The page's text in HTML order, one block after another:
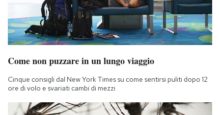
Come non puzzare in un lungo viaggio
Cinque consigli dal New York Times su come sentirsi puliti dopo 12
ore di volo e svariati cambi di mezzi